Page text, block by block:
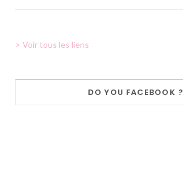
> Voir tous les liens
DO YOU FACEBOOK ?